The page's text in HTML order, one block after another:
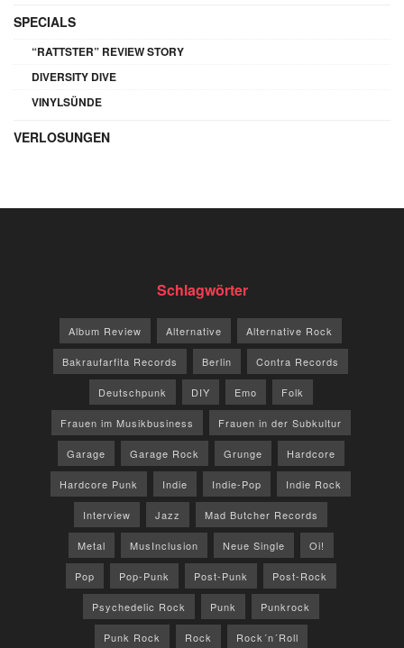
SPECIALS
“RATTSTER” REVIEW STORY
DIVERSITY DIVE
VINYLSÜNDE
VERLOSUNGEN
Schlagwörter
Album Review Alternative Alternative Rock
Bakraufarfita Records Berlin Contra Records
Deutschpunk DIY Emo Folk
Frauen im Musikbusiness Frauen in der Subkultur
Garage Garage Rock Grunge Hardcore
Hardcore Punk Indie Indie-Pop Indie Rock
Interview Jazz Mad Butcher Records
Metal MusInclusion Neue Single Oi!
Pop Pop-Punk Post-Punk Post-Rock
Psychedelic Rock Punk Punkrock
Punk Rock Rock Rock´n´Roll